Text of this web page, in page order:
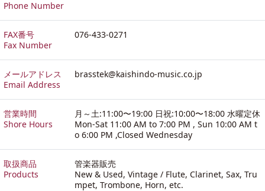
Phone Number
FAX番号
Fax Number
076-433-0271
メールアドレス
Email Address
brasstek@kaishindo-music.co.jp
営業時間
Shore Hours
月～土:11:00〜19:00 日祝:10:00〜18:00 水曜定休
Mon-Sat 11:00 AM to 7:00 PM , Sun 10:00 AM t
o 6:00 PM ,Closed Wednesday
取扱商品
Products
管楽器販売
New & Used, Vintage / Flute, Clarinet, Sax, Tru
mpet, Trombone, Horn, etc.